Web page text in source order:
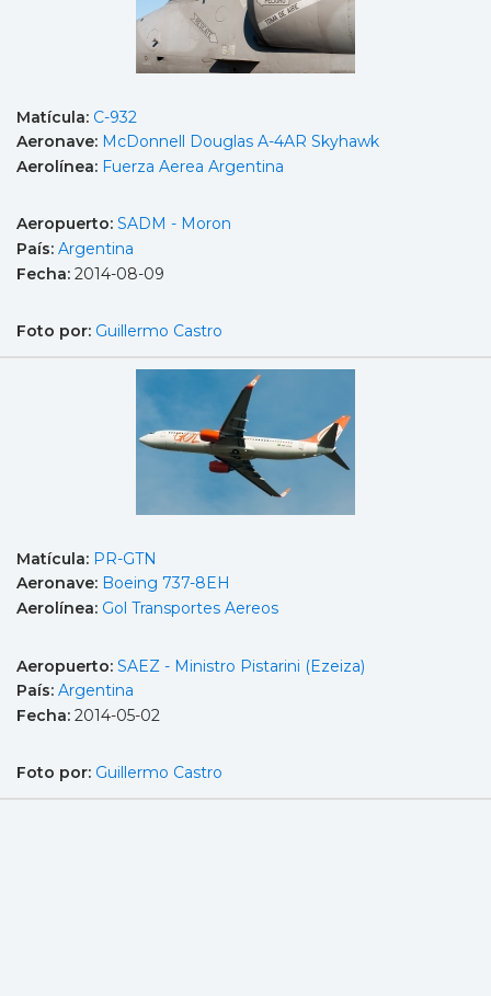
Matícula: C-932
Aeronave: McDonnell Douglas A-4AR Skyhawk
Aerolínea: Fuerza Aerea Argentina
Aeropuerto: SADM - Moron
País: Argentina
Fecha: 2014-08-09
Foto por: Guillermo Castro
Matícula: PR-GTN
Aeronave: Boeing 737-8EH
Aerolínea: Gol Transportes Aereos
Aeropuerto: SAEZ - Ministro Pistarini (Ezeiza)
País: Argentina
Fecha: 2014-05-02
Foto por: Guillermo Castro